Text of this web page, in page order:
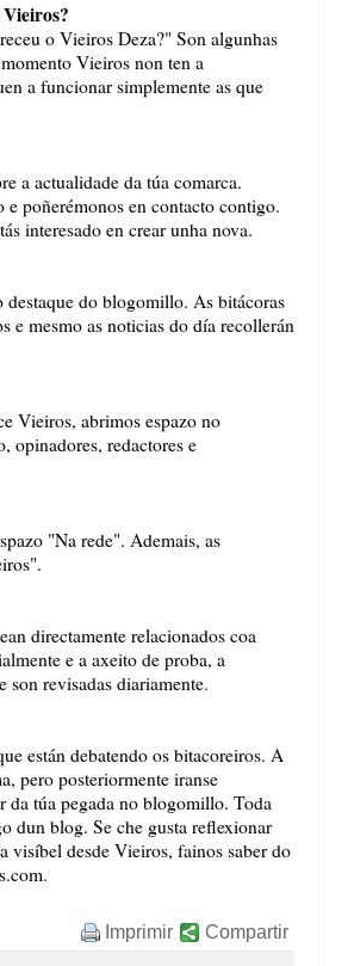
o Vieiros Deza?" Son algunhas
Vieiros non ten a
a funcionar simplemente as que
a actualidade da túa comarca.
poñerémonos en contacto contigo.
interesado en crear unha nova.
destaque do blogomillo. As bitácoras
e mesmo as noticias do día recollerán
Vieiros, abrimos espazo no
opinadores, redactores e
"Na rede". Ademais, as
directamente relacionados coa
e a axeito de proba, a
revisadas diariamente.
están debatendo os bitacoreiros. A
pero posteriormente iranse
da túa pegada no blogomillo. Toda
dun blog. Se che gusta reflexionar
visíbel desde Vieiros, fainos saber do
Compartir
Imprimir